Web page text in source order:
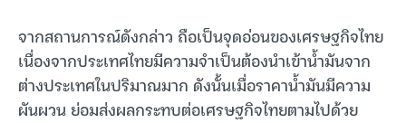
จากสถานการณ์ดังกล่าว ถือเป็นจุดอ่อนของเศรษฐกิจไทย
เนื่องจากประเทศไทยมีความจำเป็นต้องนำเข้าน้ำมันจาก
ต่างประเทศในปริมาณมาก ดังนั้นเมื่อราคาน้ำมันมีความ
ผันผวน ย่อมส่งผลกระทบต่อเศรษฐกิจไทยตามไปด้วย